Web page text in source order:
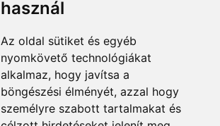
használ
Az oldal sütiket és egyéb
nyomkövető technológiákat
alkalmaz, hogy javítsa a
böngészési élményét, azzal hogy
személyre szabott tartalmakat és
Elfogadott fizetési módok